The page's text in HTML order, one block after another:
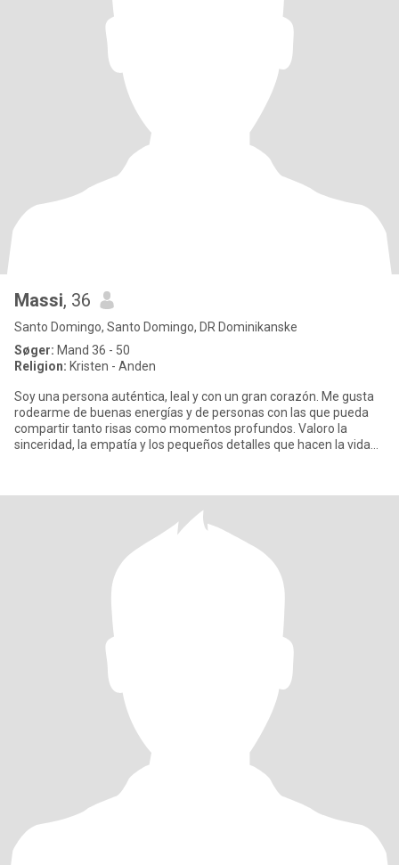
Massi, 36
Santo Domingo, Santo Domingo, DR Dominikanske
Søger: Mand 36 - 50
Religion: Kristen - Anden
Soy una persona auténtica, leal y con un gran corazón. Me gusta
rodearme de buenas energías y de personas con las que pueda
compartir tanto risas como momentos profundos. Valoro la
sinceridad, la empatía y los pequeños detalles que hacen la vida